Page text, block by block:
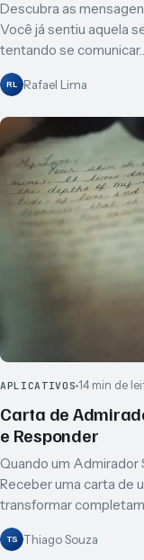
Descubra as
Você já sentiu aquela
tentando se
RL Rafael Lima
APLICATIVOS 14 min de
Carta de
e Responder
Quando um Admirador
Receber uma carta de
transformar
TS Thiago Souza